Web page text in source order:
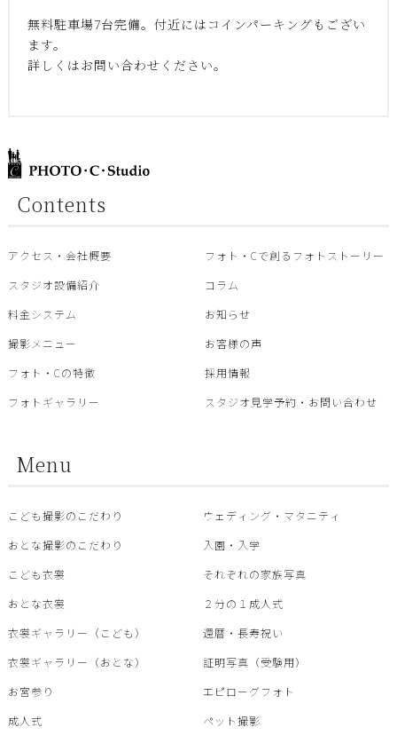
無料駐車場7台完備。付近にはコインパーキングもござい
ます。
詳しくはお問い合わせください。
Contents
アクセス・会社概要
スタジオ設備紹介
料金システム
撮影メニュー
フォト・Cの特徴
フォトギャラリー
フォト・Cで創るフォトストーリー
コラム
お知らせ
お客様の声
採用情報
スタジオ見学予約・お問い合わせ
Menu
こども撮影のこだわり
おとな撮影のこだわり
こども衣裳
おとな衣裳
衣裳ギャラリー（こども）
衣裳ギャラリー（おとな）
お宮参り
成人式
ウェディング・マタニティ
入園・入学
それぞれの家族写真
２分の１成人式
還暦・⾧寿祝い
証明写真（受験用）
エピローグフォト
ペット撮影